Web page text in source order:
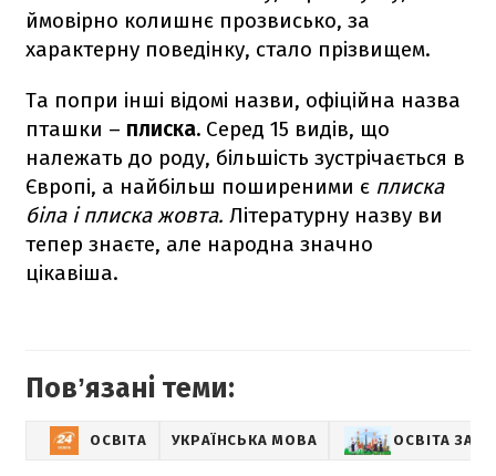
ймовірно колишнє прозвисько, за
характерну поведінку, стало прізвищем.
Та попри інші відомі назви, офіційна назва
пташки – плиска. Серед 15 видів, що
належать до роду, більшість зустрічається в
Європі, а найбільш поширеними є плиска
біла і плиска жовта. Літературну назву ви
тепер знаєте, але народна значно
цікавіша.
Повʼязані теми:
ОСВІТА УКРАЇНСЬКА МОВА ОСВІТА ЗА